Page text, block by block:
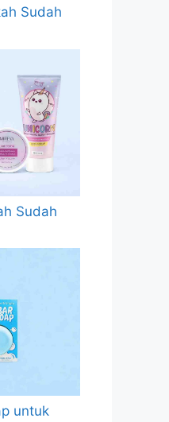
Sudah
Sudah
untuk